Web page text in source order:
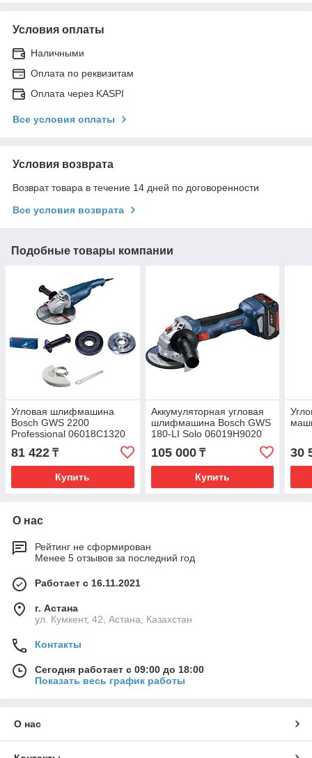
Условия оплаты
Наличными
Оплата по реквизитам
Оплата через KASPI
Все условия оплаты
Условия возврата
Возврат товара в течение 14 дней по договоренности
Все условия возврата
Подобные товары компании
Угловая шлифмашина
Bosch GWS 2200
Professional 06018C1320
81 422 ₸
Купить
Аккумуляторная угловая
шлифмашина Bosch GWS
180-LI Solo 06019H9020
105 000₸
Купить
30
О нас
Рейтинг не сформирован
Менее 5 отзывов за последний год
Работает с 16.11.2021
г. Астана
ул. Кумкент, 42, Астана, Казахстан
Контакты
Сегодня работает с 09:00 до 18:00
Показать весь график работы
О нас